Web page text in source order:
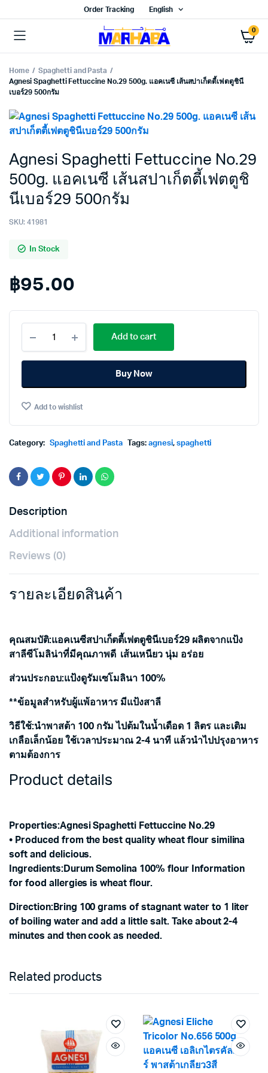
Order Tracking English
0
Home
Spaghetti and Pasta
Agnesi Spaghetti Fettuccine No.29 500g. แอคเนซี เส้นสปาเก็ตตี้เฟตตูชินี
เบอร์29 500กรัม
Agnesi Spaghetti Fettuccine No.29
500g. แอคเนซี เส้นสปาเก็ตตี้เฟตตูชิ
นีเบอร์29 500กรัม
SKU: 41981
In Stock
฿95.00
Spaghetti
Fettuccine
No.29
แอ
ซี
ปา
ตู
ชิ
เบอร์29
quantity
Add to cart
Buy Now
Add to wishlist
Category: Spaghetti and Pasta Tags: agnesi, spaghetti
Description
Additional information
Reviews (0)
รายละเอียดสินค้า
คุณสมบัติ:แอคเนซีสปาเก็ตตี้เฟตตูชินีเบอร์29 ผลิตจากแป้ง
สาลีซีโมลิน่าที่มีคุณภาพดี เส้นเหนียว นุ่ม อร่อย
ส่วนประกอบ:แป้งดูรัมเซโมลินา 100%
**ข้อมูลสำหรับผู้แพ้อาหาร มีแป้งสาลี
วิธีใช้:นำพาสต้า 100 กรัม ไปต้มในน้ำเดือด 1 ลิตร และเติม
เกลือเล็กน้อย ใช้เวลาประมาณ 2-4 นาที แล้วนำไปปรุงอาหาร
ตามต้องการ
Product details
Properties:Agnesi Spaghetti Fettuccine No.29
• Produced from the best quality wheat flour similina
soft and delicious.
Ingredients:Durum Semolina 100% flour Information
for food allergies is wheat flour.
Direction:Bring 100 grams of stagnant water to 1 liter
of boiling water and add a little salt. Take about 2-4
minutes and then cook as needed.
Related products